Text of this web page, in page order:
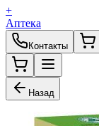
+
Аптека
Контакты
Назад